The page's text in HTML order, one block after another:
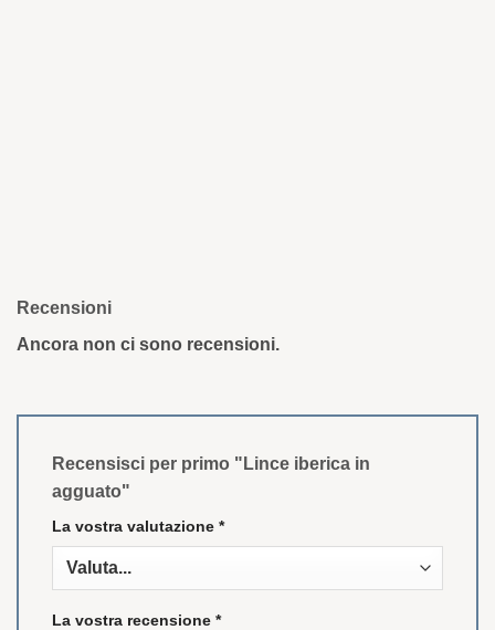
Recensioni
Ancora non ci sono recensioni.
Recensisci per primo "Lince iberica in
agguato"
La vostra valutazione *
La vostra recensione *